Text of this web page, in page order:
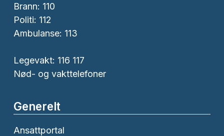
Brann: 110
Politi: 112
Ambulanse: 113
Legevakt: 116 117
Nød- og vakttelefoner
Generelt
Ansattportal